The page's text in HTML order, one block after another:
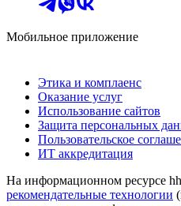
Мобильное приложение
Этика и комплаенс
Оказание услуг
Использование сайтов
Защита персональных
Пользовательское
ИТ аккредитация
На информационном ресурсе
рекомендательные технологии